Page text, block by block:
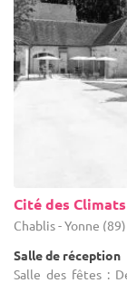
Cité des
Chablis - Yonne (89)
Salle de réception
Salle des fêtes :